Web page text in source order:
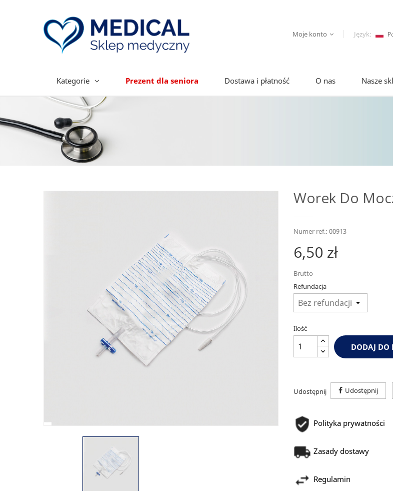
Język:
Moje konto
Kategorie Prezent dla seniora Dostawa i płatność O nas Nasze
Worek Do
Numer ref.: 00913
6,50 zł
Brutto
Refundacja
Ilość
DODAJ DO
Udostępnij Udostępnij
Polityka prywatności
Zasady dostawy
Regulamin